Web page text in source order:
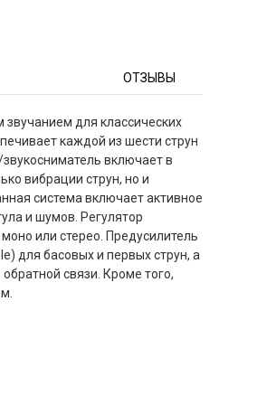
ОТЗЫВЫ
для классических
каждой из шести струн
включает в
вибрации струн, но и
система включает активное
и шумов. Регулятор
или стерео. Предусилитель
для басовых и первых струн, а
связи. Кроме того,